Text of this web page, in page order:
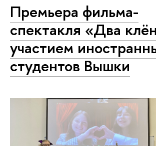
Премьера фильма-
спектакля «Два
участием
студентов Вышки